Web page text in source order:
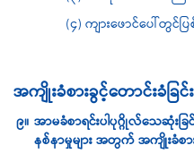
(၄) ကျားဖောင်ပေါ်တွင်ပ
အကျိုးခံစားခွင့်တောင်းခံခြင်း
၉။ အာမခံစာရင်းပါပုဂ္ဂိုလ်သေဆုံးခြင်
နစ်နာမှုများအတွက်အကျိုးခံစ